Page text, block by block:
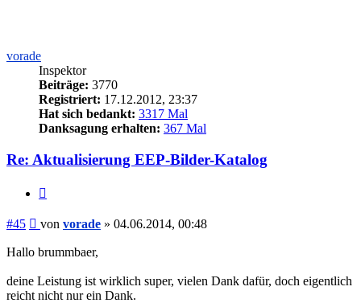
vorade
Inspektor
Beiträge: 3770
Registriert: 17.12.2012, 23:37
Hat sich bedankt: 3317 Mal
Danksagung erhalten: 367 Mal
Re: Aktualisierung EEP-Bilder-Katalog
#45 Beitrag
von vorade » 04.06.2014, 00:48
Hallo brummbaer,
deine Leistung ist wirklich super, vielen Dank dafür, doch eigentlich
reicht nicht nur ein Dank.